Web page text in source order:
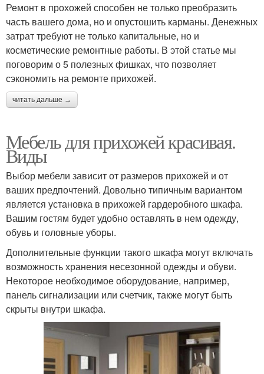
Ремонт в прохожей способен не только преобразить
часть вашего дома, но и опустошить карманы. Денежных
затрат требуют не только капитальные, но и
косметические ремонтные работы. В этой статье мы
поговорим о 5 полезных фишках, что позволяет
сэкономить на ремонте прихожей.
читать дальше →
Мебель для прихожей красивая.
Виды
Выбор мебели зависит от размеров прихожей и от
ваших предпочтений. Довольно типичным вариантом
является установка в прихожей гардеробного шкафа.
Вашим гостям будет удобно оставлять в нем одежду,
обувь и головные уборы.
Дополнительные функции такого шкафа могут включать
возможность хранения несезонной одежды и обуви.
Некоторое необходимое оборудование, например,
панель сигнализации или счетчик, также могут быть
скрыты внутри шкафа.